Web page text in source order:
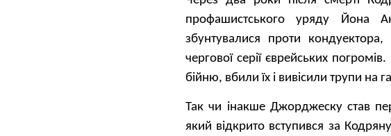
профашистського уряду Йона
збунтувалися проти
чергової серії єврейських
бійню, вбили їх і вивісили трупи на
Так чи інакше Джорджеску став
який відкрито вступився за